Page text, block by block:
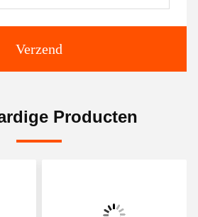
Verzend
Producten